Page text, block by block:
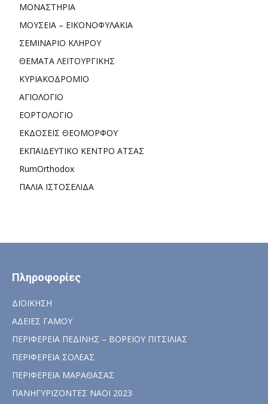
ΜΟΝΑΣΤΗΡΙΑ
ΜΟΥΣΕΙΑ – ΕΙΚΟΝΟΦΥΛΑΚΙΑ
ΣΕΜΙΝΑΡΙΟ ΚΛΗΡΟΥ
ΘΕΜΑΤΑ ΛΕΙΤΟΥΡΓΙΚΗΣ
ΚΥΡΙΑΚΟΔΡΟΜΙΟ
ΑΓΙΟΛΟΓΙΟ
ΕΟΡΤΟΛΟΓΙΟ
ΕΚΔΟΣΕΙΣ ΘΕΟΜΟΡΦΟΥ
ΕΚΠΑΙΔΕΥΤΙΚΟ ΚΕΝΤΡΟ ΑΤΣΑΣ
RumOrthodox
ΠΑΛΙΑ ΙΣΤΟΣΕΛΙΔΑ
Πληροφορίες
ΔΙΟΙΚΗΣΗ
ΑΔΕΙΕΣ ΓΑΜΟΥ
ΠΕΡΙΦΕΡΕΙΑ ΠΕΔΙΝΗΣ – ΒΟΡΕΙΟΥ ΠΙΤΣΙΛΙΑΣ
ΠΕΡΙΦΕΡΕΙΑ ΣΟΛΕΑΣ
ΠΕΡΙΦΕΡΕΙΑ ΜΑΡΑΘΑΣΑΣ
ΠΑΝΗΓΥΡΙΖΟΝΤΕΣ ΝΑΟΙ 2023